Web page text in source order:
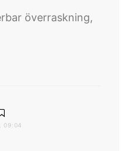
överraskning,
09:04